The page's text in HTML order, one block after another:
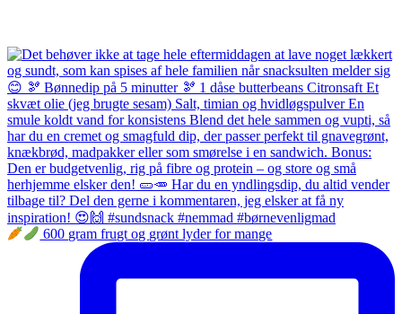
600 gram frugt og grønt lyder for mange